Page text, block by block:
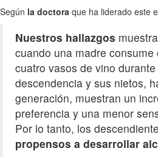
Según la doctora que ha liderado este
Nuestros hallazgos
cuando una madre
cuatro vasos de vino
descendencia y sus nietos,
generación, muestran un
preferencia y una menor
Por lo tanto, los
propensos a desarrollar